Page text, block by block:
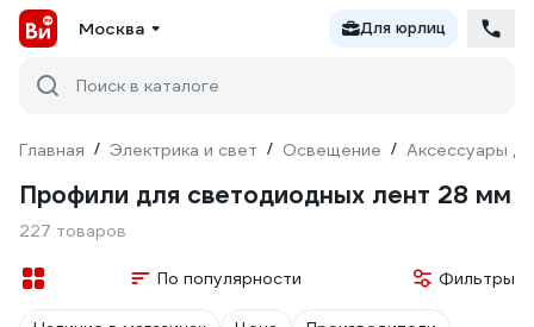
Москва Для юрлиц
Поиск в каталоге
Главная / Электрика и свет / Освещение / Аксессуары
Профили для светодиодных лент 28 мм
227 товаров
По популярности Фильтры